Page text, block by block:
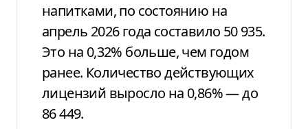
напитками, по состоянию на
апрель 2026 года составило 50 935.
Это на 0,32% больше, чем годом
ранее. Количество действующих
лицензий выросло на 0,86% — до
86 449.